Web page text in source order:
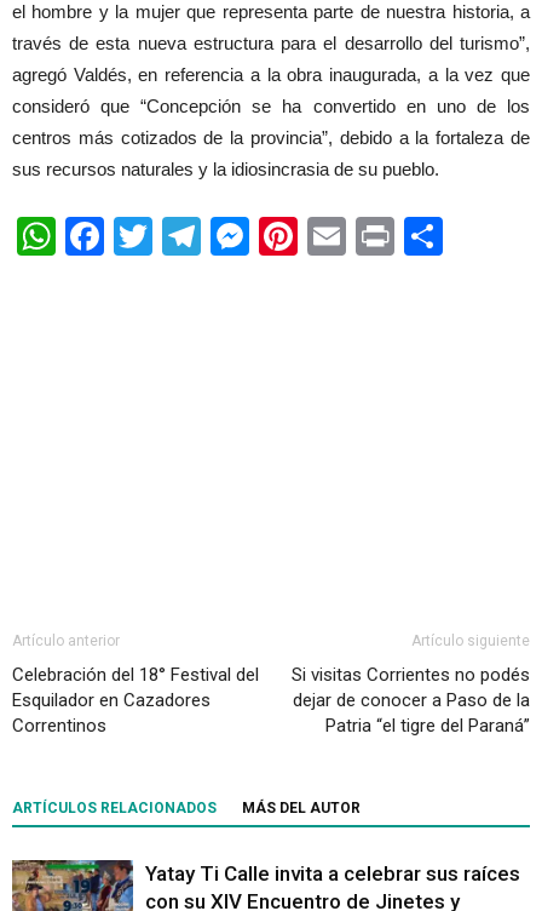
el hombre y la mujer que representa parte de nuestra historia, a
través de esta nueva estructura para el desarrollo del turismo”,
agregó Valdés, en referencia a la obra inaugurada, a la vez que
consideró que “Concepción se ha convertido en uno de los
centros más cotizados de la provincia”, debido a la fortaleza de
sus recursos naturales y la idiosincrasia de su pueblo.
WhatsApp
Facebook
TwitterTelegram
Messenger
Pinterest
EmailPrint
Artículo anterior
Celebración del 18° Festival del
Esquilador en Cazadores
Correntinos
Artículo siguiente
Si visitas Corrientes no podés
dejar de conocer a Paso de la
Patria “el tigre del Paraná”
ARTÍCULOS RELACIONADOS MÁS DEL AUTOR
Yatay Ti Calle invita a celebrar sus raíces
con su XIV Encuentro de Jinetes y